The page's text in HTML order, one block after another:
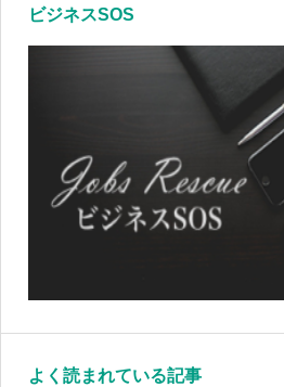
ビジネスSOS
よく読まれている記事